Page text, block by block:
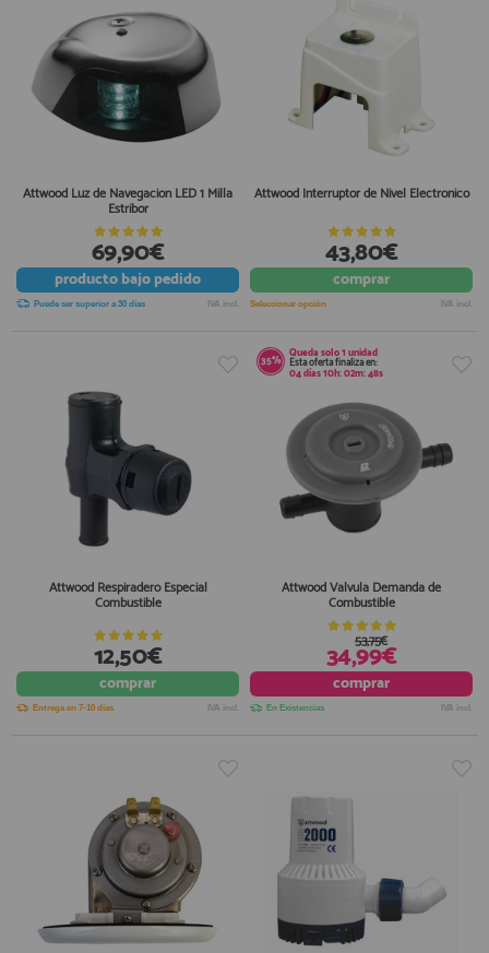
Attwood Luz de Navegacion LED 1 Milla
Estribor
69,90€
productobajo pedido
Puede ser superior a 30 días IVA incl.
Attwood Interruptor de Nivel Electronico
43,80€
comprar
Seleccionar opción IVA incl.
Attwood Respiradero Especial
Combustible
12,50€
comprar
Entrega en 7-10 días IVA incl.
35% Queda solo1 unidad
Esta oferta finaliza en:
04días10h:02m:46s
Attwood Valvula Demanda de
Combustible
34,99€
53,75€
comprar
En Existencias IVA incl.